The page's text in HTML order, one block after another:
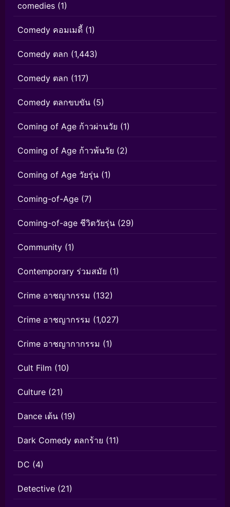
comedies (1)
Comedy คอมเมดี้ (1)
Comedy ตลก (1,443)
Comedy ตลก (117)
Comedy ตลกขบขัน (5)
Coming of Age ก้าวผ่านวัย (1)
Coming of Age ก้าวพ้นวัย (2)
Coming of Age วัยรุ่น (1)
Coming-of-Age (7)
Coming-of-age ชีวิตวัยรุ่น (29)
Community (1)
Contemporary ร่วมสมัย (1)
Crime อาชญากรรม (132)
Crime อาชญากรรม (1,027)
Crime อาชญากากรรม (1)
Cult Film (10)
Culture (21)
Dance เต้น (19)
Dark Comedy ตลกร้าย (11)
DC (4)
Detective (21)